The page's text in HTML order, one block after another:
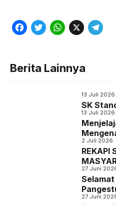
F
e
T
t
W
t
X
T
r
a
m
Berita Lainnya
13 Juli 2026
SK
13 Juli 2026
Melalui
2 Juli 2026
REKAPI
27 Juni
Selamat
27 Juni